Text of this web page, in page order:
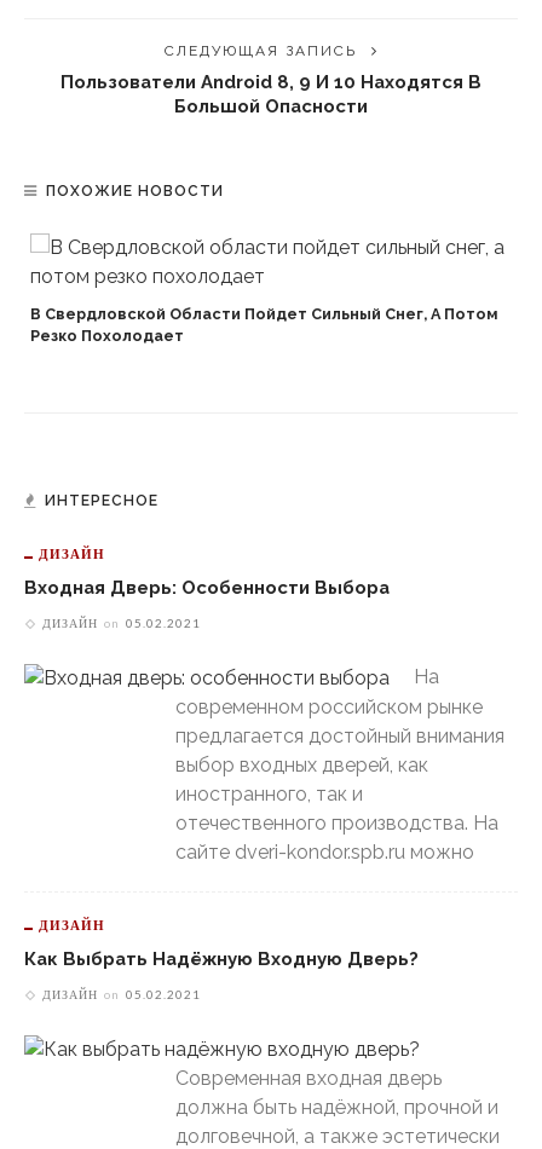
СЛЕДУЮЩАЯ ЗАПИСЬ
Пользователи Android 8, 9 И 10 Находятся В
Большой Опасности
ПОХОЖИЕ НОВОСТИ
В Свердловской Области Пойдет Сильный Снег, А Потом
Резко Похолодает
ИНТЕРЕСНОЕ
ДИЗАЙН
Входная Дверь: Особенности Выбора
ДИЗАЙН on 05.02.2021
На
современном российском рынке
предлагается достойный внимания
выбор входных дверей, как
иностранного, так и
отечественного производства. На
сайте dveri-kondor.spb.ru можно
ДИЗАЙН
Как Выбрать Надёжную Входную Дверь?
ДИЗАЙН on 05.02.2021
Современная входная дверь
должна быть надёжной, прочной и
долговечной, а также эстетически